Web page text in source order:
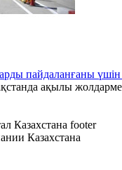
пайдаланғаны
ақылы
Казахстана